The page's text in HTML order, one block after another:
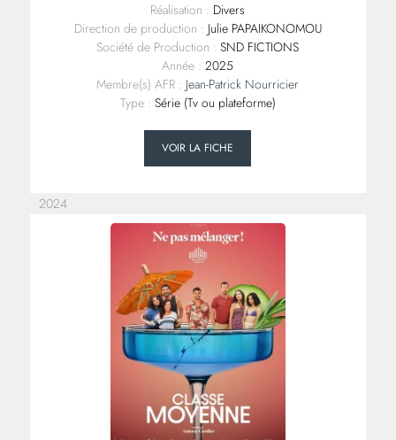
Réalisation : Divers
Direction de production : Julie PAPAIKONOMOU
Société de Production : SND FICTIONS
Année : 2025
Membre(s) AFR : Jean-Patrick Nourricier
Type : Série (Tv ou plateforme)
VOIR LA FICHE
2024